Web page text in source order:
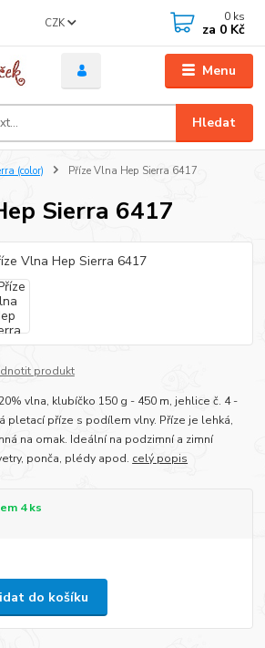
Menu
CZK
Hledat
0 ks
za 0 Kč
(color) Příze Vlna Hep Sierra 6417
Sierra 6417
produkt
vlna, klubíčko 150 g - 450 m, jehlice č. 4 -
pletací příze s podílem vlny. Příze je lehká,
na omak. Ideální na podzimní a zimní
ponča, plédy apod. celý popis
4 ks
do košíku